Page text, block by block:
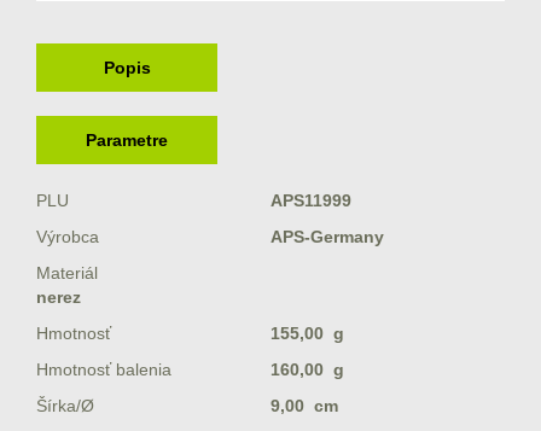
Popis
Parametre
PLU
APS11999
Výrobca
APS-Germany
Materiál
nerez
Hmotnosť
155,00 g
Hmotnosť balenia
160,00 g
Šírka/Ø
9,00 cm